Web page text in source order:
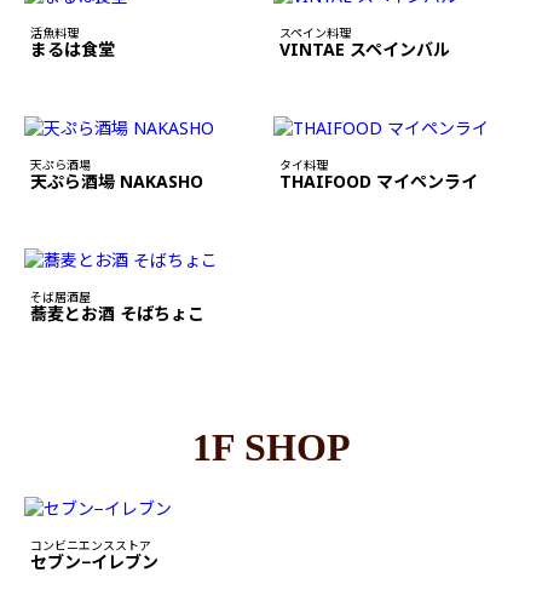
活魚料理
まるは食堂
スペイン料理
VINTAE スペインバル
天ぷら酒場
天ぷら酒場 NAKASHO
タイ料理
THAIFOOD マイペンライ
そば居酒屋
蕎麦とお酒 そばちょこ
1F SHOP
コンビニエンスストア
セブン−イレブン